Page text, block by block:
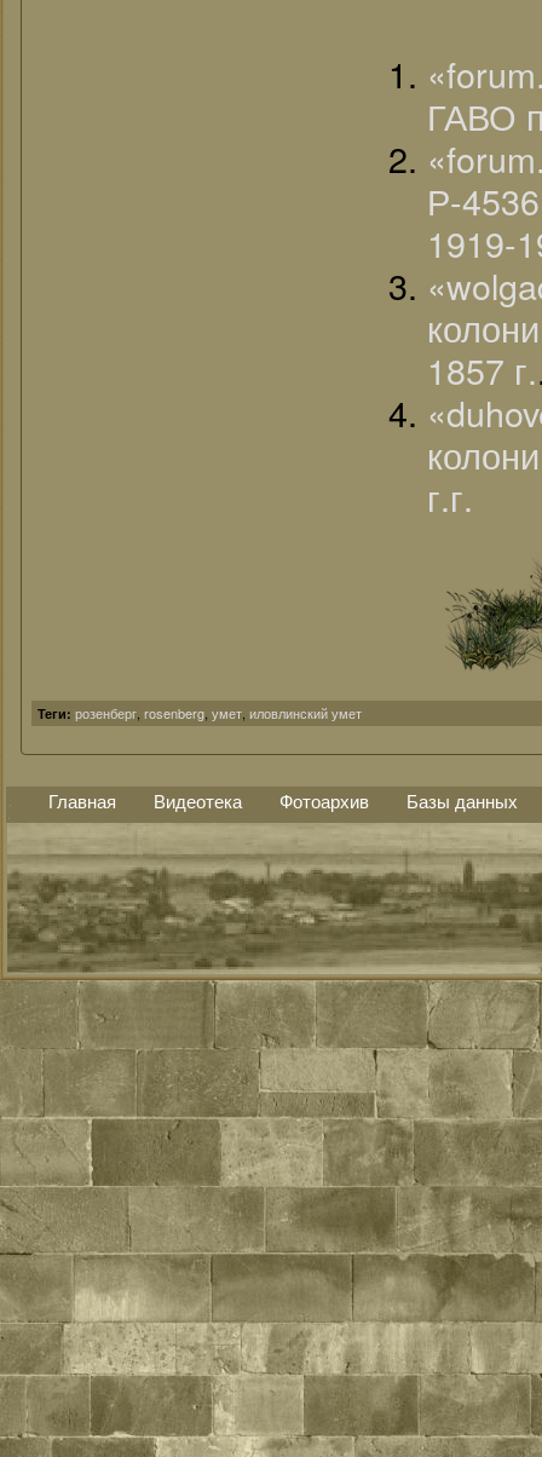
ГАВО
Р-
1919-
1857 г.
г.г.
Теги: розенберг rosenberg умет иловлинский умет
Главная Видеотека Фотоархив Базы данных